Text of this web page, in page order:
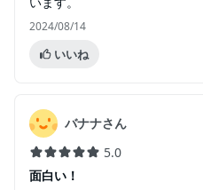
2024/08/14
いいね
バナナさん
5.0
面白い！